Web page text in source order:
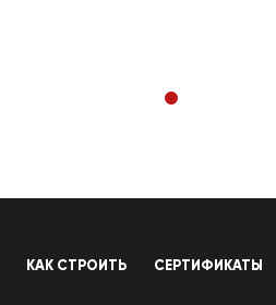
КАК СТРОИТЬ СЕРТИФИКАТЫ